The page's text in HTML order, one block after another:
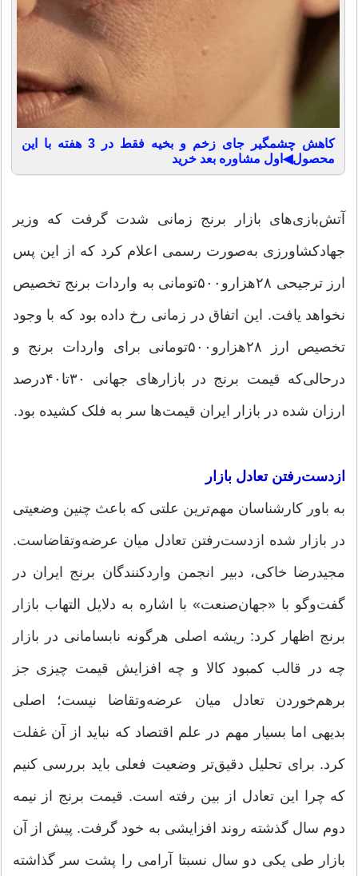
کاهش چشمگیر جای زخم و بخیه فقط در 3 هفته با این
محصول◀اول مشاوره بعد خرید
آتش‌بازی‌های بازار برنج زمانی شدت گرفت که وزیر
جهادکشاورزی به‌‌صورت رسمی اعلام کرد که از این پس
ارز ترجیحی ۲۸هزارو۵۰۰تومانی به واردات برنج تخصیص
نخواهد یافت. این اتفاق در زمانی رخ داده بود که با وجود
تخصیص ارز ۲۸هزارو۵۰۰تومانی برای واردات برنج و
درحالی‌که قیمت برنج در بازارهای جهانی ۳۰تا۴۰درصد
ارزان شده در بازار ایران قیمت‌ها سر به فلک کشیده بود.
ازدست‌رفتن تعادل بازار
به باور کارشناسان مهم‌ترین علتی که باعث چنین وضعیتی
در بازار شده ازدست‌رفتن تعادل میان عرضه‌وتقاضاست.
مجیدرضا خاکی، دبیر انجمن واردکنندگان برنج ایران در
گفت‌وگو با «جهان‌صنعت» با اشاره به دلایل التهاب بازار
برنج اظهار کرد: ریشه اصلی هرگونه نابسامانی در بازار
چه در قالب کمبود کالا و چه افزایش قیمت چیزی جز
برهم‌خوردن تعادل میان عرضه‌وتقاضا نیست؛ اصلی
بدیهی اما بسیار مهم در علم اقتصاد که نباید از آن غفلت
کرد. برای تحلیل دقیق‌تر وضعیت فعلی باید بررسی کنیم
که چرا این تعادل از بین رفته است. قیمت برنج از نیمه
دوم سال گذشته روند افزایشی به خود گرفت. پیش از آن
بازار طی یکی دو سال نسبتا آرامی را پشت سر گذاشته